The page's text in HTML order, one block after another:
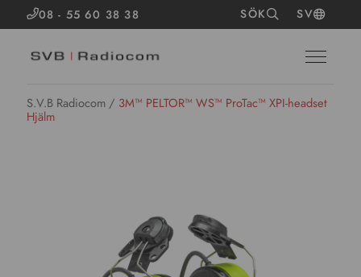
08 - 55 60 38 38 SÖK SV
S.V.B Radiocom / 3M™ PELTOR™ WS™ ProTac™ XPI-headset
Hjälm